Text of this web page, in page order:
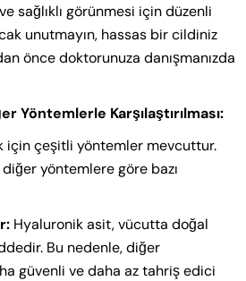
sağlıklı görünmesi için düzenli
unutmayın, hassas bir cildiniz
önce doktorunuza danışmanızda
Yöntemlerle Karşılaştırılması:
için çeşitli yöntemler mevcuttur.
yöntemlere göre bazı
Hyaluronik asit, vücutta doğal
Bu nedenle, diğer
güvenli ve daha az tahriş edici